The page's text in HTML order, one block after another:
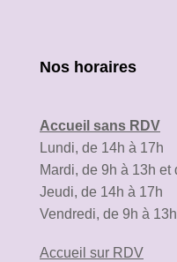
Nos horaires
Accueil sans RDV
Lundi, de 14h à 17h
Mardi, de 9h à 13h et
Jeudi, de 14h à 17h
Vendredi, de 9h à
Accueil sur RDV